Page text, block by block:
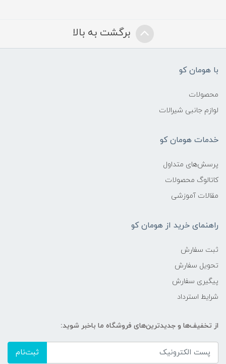
برگشت به بالا
با هومان کو
محصولات
لوازم جانبی شیرالات
خدمات هومان کو
پرسش‌های متداول
کاتالوگ محصولات
مقالات آموزشی
راهنمای خرید از هومان کو
ثبت سفارش
تحویل سفارش
پیگیری سفارش
شرایط استرداد
از تخفیف‌ها و جدیدترین‌های فروشگاه ما باخبر شوید:
ثبت‌نام